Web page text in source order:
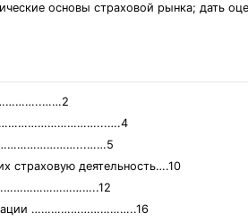
основы страховой рынка; дать
страховую деятельность….10
…………………………..16